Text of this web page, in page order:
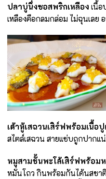
ปลาบู่นึ่งซอสพริกเหลือง เนื้
เหลืองคือกลมกล่อม ไม่ฉุนเลย
เต้าหู้เสฉวนเสิร์ฟพร้อมเนื้อ
สไตล์เสฉวน สายแซ่บถูกปากแ
หมูสามชั้นพะโล้เสิร์ฟพร้อมห
หมั่นโถว กินพร้อมกันได้นสชา